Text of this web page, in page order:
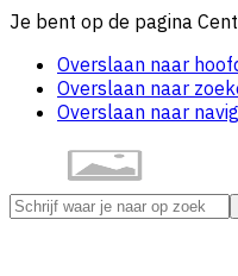
Je bent op de pagina
Overslaan naar
Overslaan naar
Overslaan naar